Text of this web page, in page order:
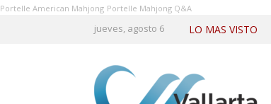
Portelle American Mahjong Portelle Mahjong Q&A
jueves, agosto 6 LO MAS VISTO